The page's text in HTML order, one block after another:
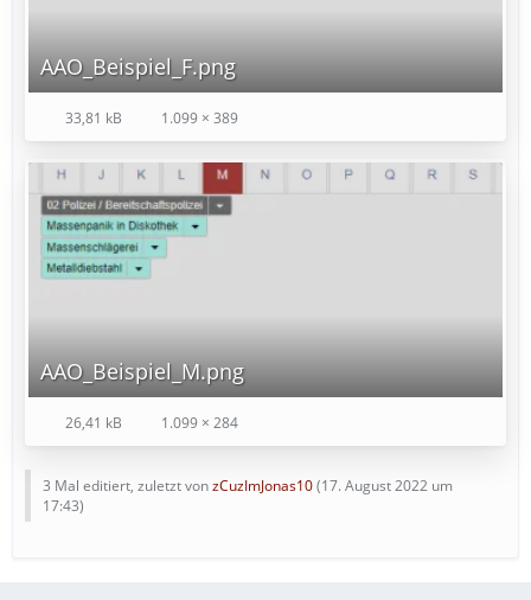
AAO_Beispiel_F.png
33,81 kB 1.099 × 389
AAO_Beispiel_M.png
26,41 kB 1.099 × 284
3 Mal editiert, zuletzt vonzCuzImJonas10(17. August 2022 um
17:43)